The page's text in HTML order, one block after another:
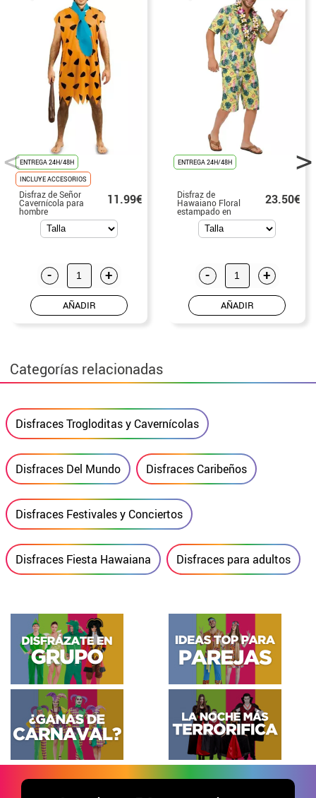
ENTREGA 24H/48H
INCLUYE ACCESORIOS
Disfraz de Señor
Cavernícola para
hombre
11.99€
- +
AÑADIR
ENTREGA 24H/48H
Disfraz de
Hawaiano Floral
estampado en
verde para
hombre
23.50€
- +
AÑADIR
Categorías relacionadas
Disfraces Trogloditas y Cavernícolas
Disfraces Del Mundo Disfraces Caribeños
Disfraces Festivales y Conciertos
Disfraces Fiesta Hawaiana Disfraces para adultos